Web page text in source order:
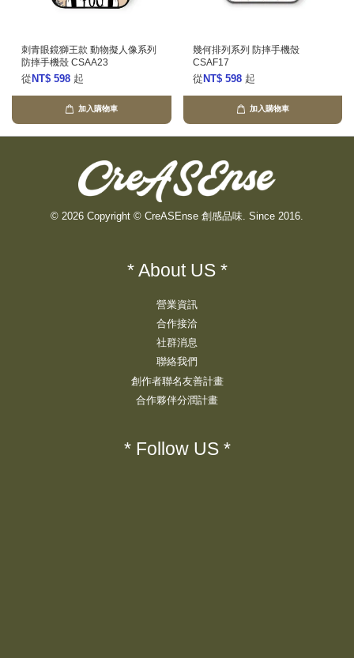
刺青眼鏡獅王款 動物擬人像系列
防摔手機殼 CSAA23
從 NT$ 598 起
加入購物車
幾何排列系列 防摔手機殼
CSAF17
從 NT$ 598 起
加入購物車
© 2026 Copyright © CreASEnse 創感品味. Since 2016.
* About US *
營業資訊
合作接洽
社群消息
聯絡我們
創作者聯名友善計畫
合作夥伴分潤計畫
* Follow US *